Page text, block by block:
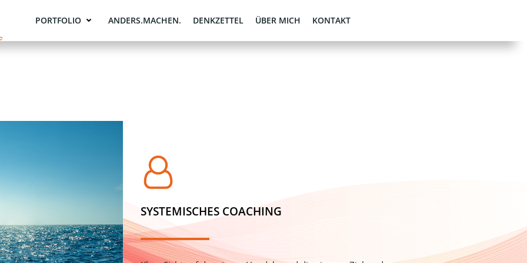
PORTFOLIO ANDERS.MACHEN. DENKZETTEL ÜBER MICH KONTAKT
SYSTEMISCHES COACHING